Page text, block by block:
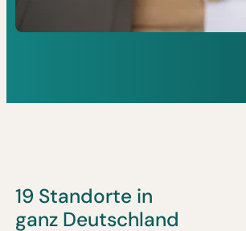
19 Standorte in
ganz Deutschland